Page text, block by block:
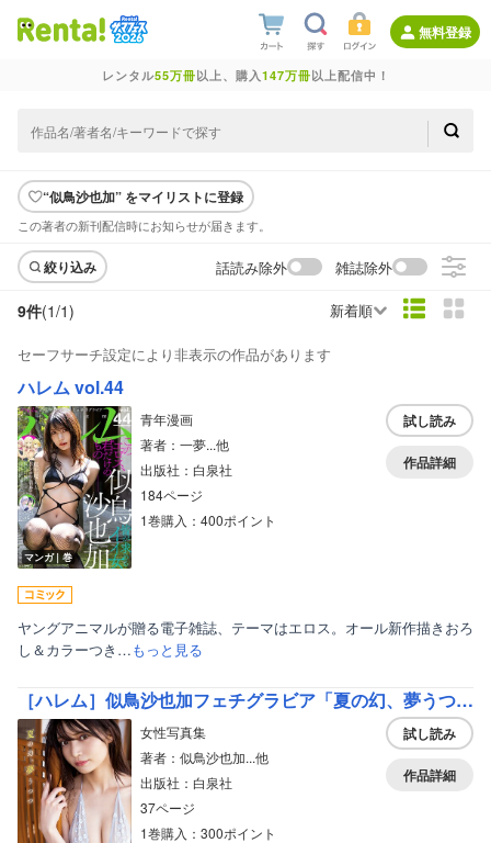
無料登録
レンタル55万冊以上、購入147万冊以上配信中！
“似鳥沙也加” をマイリストに登録
この著者の新刊配信時にお知らせが届きます。
絞り込み 話読み除外 雑誌除外
9件(1/1) 新着順
セーフサーチ設定により非表示の作品があります
ハレム vol.44
マンガ｜巻
青年漫画
著者：一夢...他
出版社：白泉社
184ページ
1巻購入：400ポイント
試し読み
作品詳細
ヤングアニマルが贈る電子雑誌、テーマはエロス。オール新作描きおろ
し＆カラーつき…もっと見る
［ハレム］似鳥沙也加フェチグラビア「夏の幻、夢うつつ」【美麗版36P】
女性写真集
著者：似鳥沙也加...他
出版社：白泉社
37ページ
1巻購入：300ポイント
試し読み
作品詳細